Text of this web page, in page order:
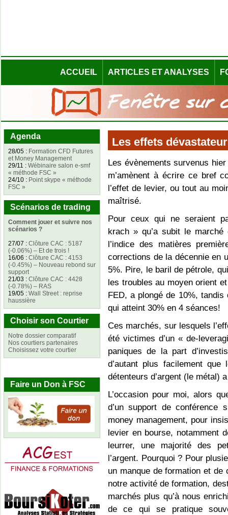
ACCUEIL ARTICLES ET ANALYSES
Agenda
28/05 : Formation CFD Futures
et Money Management
29/11 : Wébinaire salon e-smf
« méthode FSC »
24/10 : Point skype « méthode
FSC »
Scénarios de trading
Comment jouer et suivre nos
scénarios ?
27/07 : Clôture CAC : 5187
(-0.06%) – Et de trois !
16/06 : Clôture CAC : 4153
(-0.45%) – Nouveau rebond sur
support
21/03 : Clôture CAC : 4428
(-0.78%) – RAS
19/05 : Wall Street : reprise
haussière
Choisir son Courtier
Notre dossier comparatif
Nos courtiers partenaires
Choisissez votre courtier
Faire un Don à FSC
Les effets
Les évènements survenus
m’amènent à écrire ce bref
l’effet de levier, ou tout au
maîtrisé.
Pour ceux qui ne seraient
krach » qu’a subit le
l’indice des matières
corrections de la décennie en
5%. Pire, le baril de pétrole,
les troubles au moyen orient
FED, a plongé de 10%, tandis
qui atteint 30% en 4 séances!
Ces marchés, sur lesquels
été victimes d’un « de-
paniques de la part
d’autant plus facilement
détenteurs d’argent (le métal)
L’occasion pour moi, alors
d’un support de
money management, pour
levier en bourse, notamment
leurrer, une majorité des
l’argent. Pourquoi ? Pour
un manque de formation et de
notre activité de formation,
marchés plus qu’à nous
de ce qui se pratique